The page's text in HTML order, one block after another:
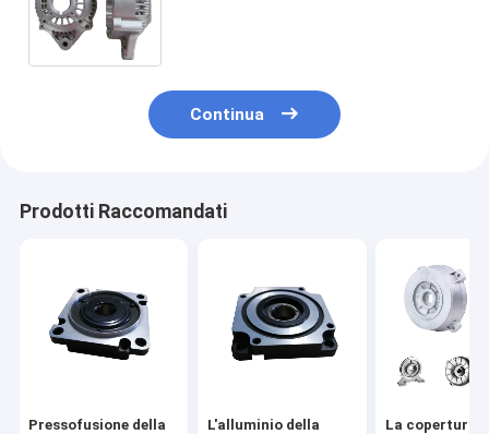
Continua
Prodotti Raccomandati
Pressofusione della
L'alluminio della
La copertura